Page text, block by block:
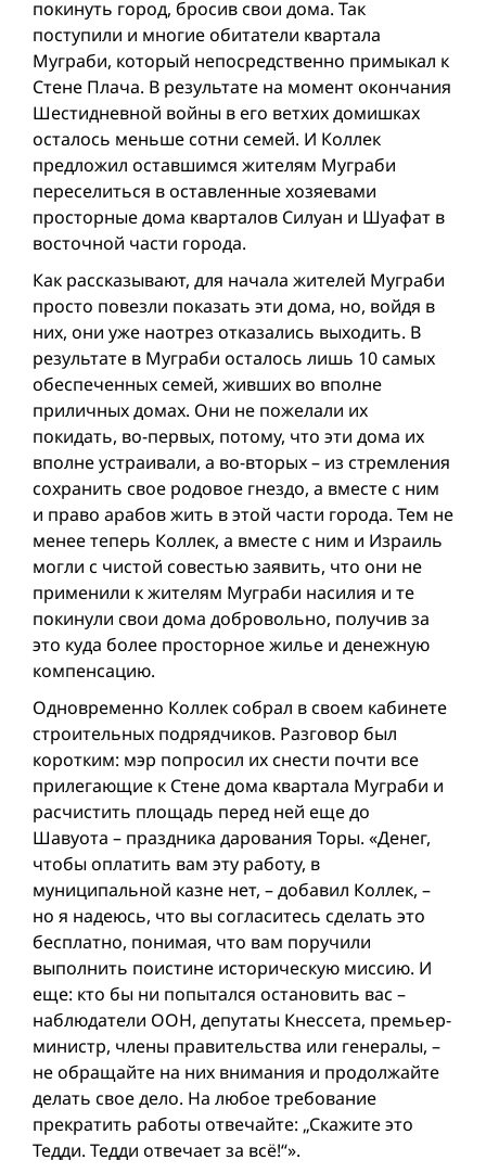
покинуть город, бросив свои дома. Так
поступили и многие обитатели квартала
Муграби, который непосредственно примыкал к
Стене Плача. В результате на момент окончания
Шестидневной вой­ны в его ветхих домишках
осталось меньше сотни семей. И Коллек
предложил оставшимся жителям Муграби
переселиться в оставленные хозяевами
просторные дома кварталов Силуан и Шуафат в
восточной части города.
Как рассказывают, для начала жителей Муграби
просто повезли показать эти дома, но, войдя в
них, они уже наотрез отказались выходить. В
результате в Муграби осталось лишь 10 самых
обеспеченных семей, живших во вполне
приличных домах. Они не пожелали их
покидать, во-первых, потому, что эти дома их
вполне устраивали, а во-вторых – из стремления
сохранить свое родовое гнездо, а вместе с ним
и право арабов жить в этой части города. Тем не
менее теперь Коллек, а вместе с ним и Израиль
могли с чистой совестью заявить, что они не
применили к жителям Муграби насилия и те
покинули свои дома добровольно, получив за
это куда более просторное жилье и денежную
компенсацию.
Одновременно Коллек собрал в своем кабинете
строительных подрядчиков. Разговор был
коротким: мэр попросил их снести почти все
прилегающие к Стене дома квартала Муграби и
расчистить площадь перед ней еще до
Шавуота – праздника дарования Торы. «Денег,
чтобы оплатить вам эту работу, в
муниципальной казне нет, – добавил Коллек, –
но я надеюсь, что вы согласитесь сделать это
бесплатно, понимая, что вам поручили
выполнить поистине историческую миссию. И
еще: кто бы ни попытался остановить вас –
наблюдатели ООН, депутаты Кнессета, премьер-
министр, члены правительства или генералы, –
не обращайте на них внимания и продолжайте
делать свое дело. На любое требование
прекратить работы отвечайте: „Скажите это
Тедди. Тедди отвечает за всё!“».